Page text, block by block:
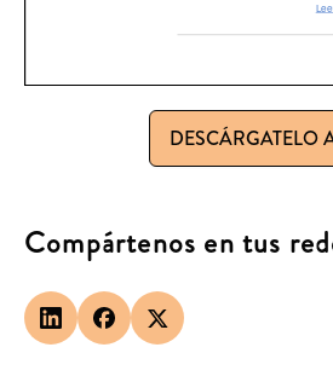
DESCÁRGATELO
Compártenos en tus